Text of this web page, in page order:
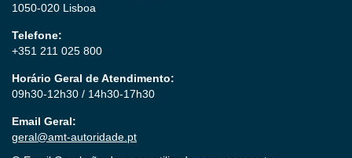
1050-020 Lisboa
Telefone:
+351 211 025 800
Horário Geral de Atendimento:
09h30-12h30 / 14h30-17h30
Email Geral:
geral@amt-autoridade.pt